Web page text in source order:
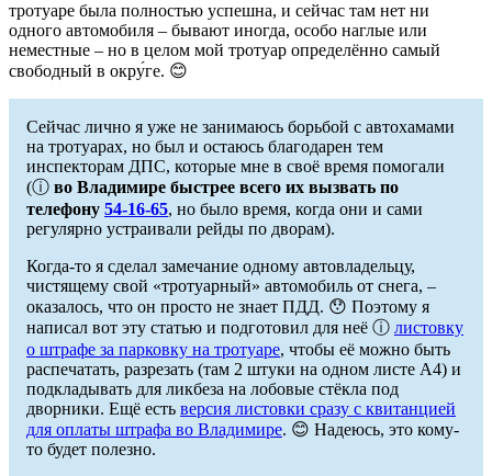
тротуаре была полностью успешна, и сейчас там нет ни
одного автомобиля – бывают иногда, особо наглые или
неместные – но в целом мой тротуар определённо самый
свободный в окру́ге. 😊
Сейчас лично я уже не занимаюсь борьбой с автохамами
на тротуарах, но был и остаюсь благодарен тем
инспекторам ДПС, которые мне в своё время помогали
(ⓘ во Владимире быстрее всего их вызвать по
телефону 54-16-65, но было время, когда они и сами
регулярно устраивали рейды по дворам).
Когда-то я сделал замечание одному автовладельцу,
чистящему свой «тротуарный» автомобиль от снега, –
оказалось, что он просто не знает ПДД. 😯 Поэтому я
написал вот эту статью и подготовил для неё ⓘ листовку
о штрафе за парковку на тротуаре, чтобы её можно быть
распечатать, разрезать (там 2 штуки на одном листе A4) и
подкладывать для ликбеза на лобовые стёкла под
дворники. Ещё есть версия листовки сразу с квитанцией
для оплаты штрафа во Владимире. 😊 Надеюсь, это кому-
то будет полезно.